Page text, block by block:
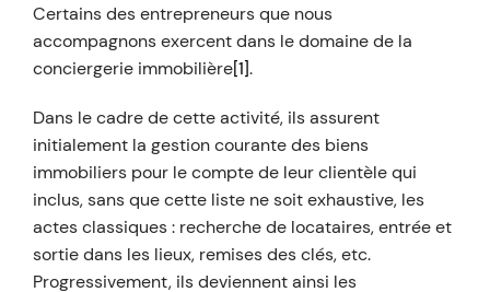
Certains des entrepreneurs que nous
accompagnons exercent dans le domaine de la
conciergerie immobilière[1].
Dans le cadre de cette activité, ils assurent
initialement la gestion courante des biens
immobiliers pour le compte de leur clientèle qui
inclus, sans que cette liste ne soit exhaustive, les
actes classiques : recherche de locataires, entrée et
sortie dans les lieux, remises des clés, etc.
Progressivement, ils deviennent ainsi les